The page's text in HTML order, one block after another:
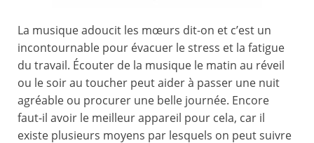
La musique adoucit les mœurs dit-on et c’est un
incontournable pour évacuer le stress et la fatigue
du travail. Écouter de la musique le matin au réveil
ou le soir au toucher peut aider à passer une nuit
agréable ou procurer une belle journée. Encore
faut-il avoir le meilleur appareil pour cela, car il
existe plusieurs moyens par lesquels on peut suivre